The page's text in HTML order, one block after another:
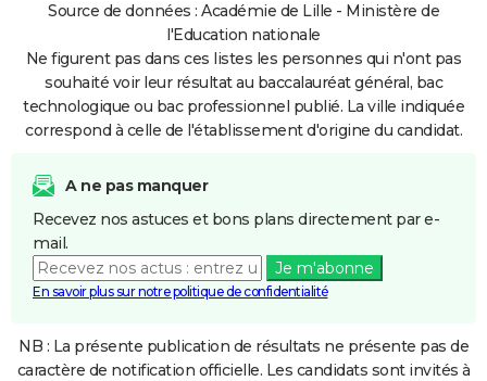
Source de données : Académie de Lille - Ministère de
l'Education nationale
Ne figurent pas dans ces listes les personnes qui n'ont pas
souhaité voir leur résultat au baccalauréat général, bac
technologique ou bac professionnel publié. La ville indiquée
correspond à celle de l'établissement d'origine du candidat.
A ne pas manquer
Recevez nos astuces et bons plans directement par e-
mail.
Je m'abonne
En savoir plus sur notre politique de confidentialité
NB : La présente publication de résultats ne présente pas de
caractère de notification officielle. Les candidats sont invités à